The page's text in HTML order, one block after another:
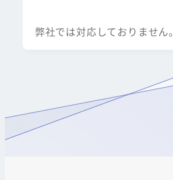
弊社では対応しておりません。